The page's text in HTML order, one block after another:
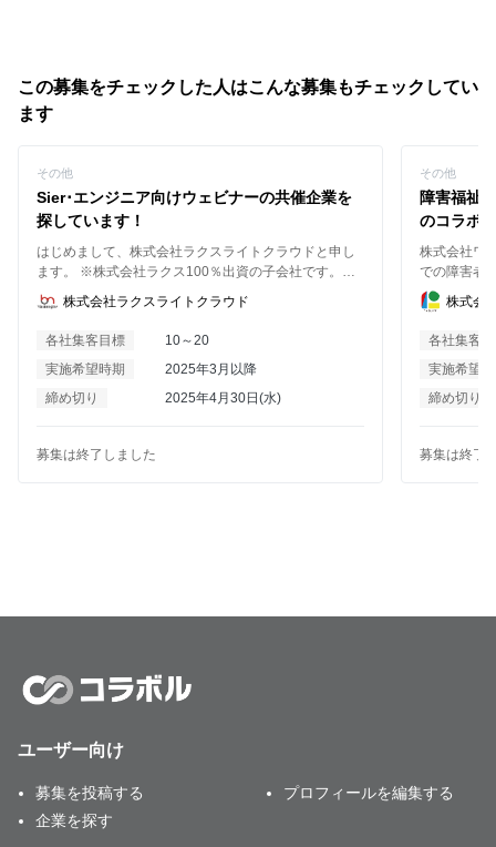
この募集をチェックした人はこんな募集もチェックしてい
ます
その他
Sier･エンジニア向けウェビナーの共催企業を
探しています！
はじめまして、株式会社ラクスライトクラウドと申し
ます。 ※株式会社ラクス100％出資の子会社です。
(https://www.rakus.co.jp/business/cloud/rlc-service/) 弊
社はブラストエンジンを提供しており、ターゲットと
なるエンジニアや情シスへの認知獲得を目的にウェビ
ナーを開催したいと思っております。 ブラストエンジ
ンは利用中のシステムをAPIやSMTPリレーで連携する
ことで簡単に一斉配信やトランザクションメールを配
ターゲットがエンジニア･情シスの企業さまがいらっし
株式会社ラクスライトクラウド
各社集客目標
10～20
実施希望時期
2025年3月以降
締め切り
2025年4月30日(水)
募集は終了しました
その他
障害福祉
のコラボ
株式会社ワ
での障害者
しています。 障害者の日常生活及び社会生活を
に支援する
業 ・児童
す。 その中で、福祉施設のフランチャイズ展開を行っ
ており、そ
ではオーナ
か提供商材
株式会
各社集客
実施希望
締め切り
募集は終了
ユーザー向け
募集を投稿する
企業を探す
プロフィールを編集する